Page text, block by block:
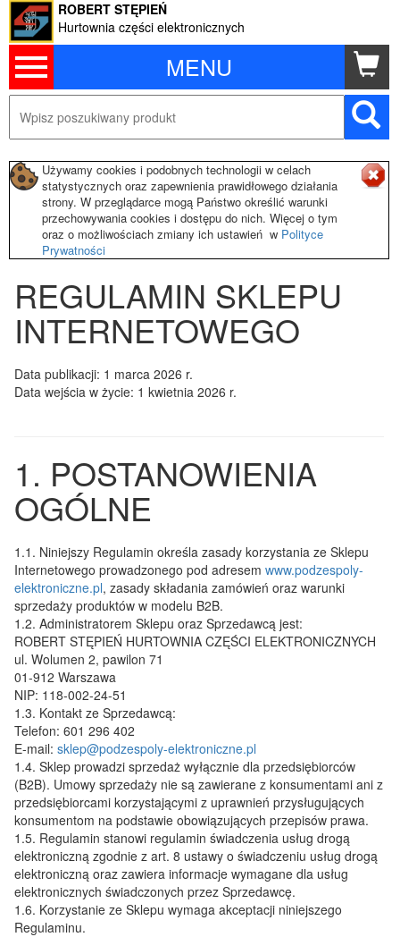
MENU
ROBERT STĘPIEŃ
Hurtownia części elektronicznych
Używamy cookies i podobnych technologii w celach
statystycznych oraz zapewnienia prawidłowego działania
strony. W przeglądarce mogą Państwo określić warunki
przechowywania cookies i dostępu do nich. Więcej o tym
oraz o możliwościach zmiany ich ustawień w Polityce
Prywatności
REGULAMIN SKLEPU
INTERNETOWEGO
Data publikacji: 1 marca 2026 r.
Data wejścia w życie: 1 kwietnia 2026 r.
1. POSTANOWIENIA
OGÓLNE
1.1. Niniejszy Regulamin określa zasady korzystania ze Sklepu
Internetowego prowadzonego pod adresem www.podzespoly-
elektroniczne.pl, zasady składania zamówień oraz warunki
sprzedaży produktów w modelu B2B.
1.2. Administratorem Sklepu oraz Sprzedawcą jest:
ROBERT STĘPIEŃ HURTOWNIA CZĘŚCI ELEKTRONICZNYCH
ul. Wolumen 2, pawilon 71
01-912 Warszawa
NIP: 118-002-24-51
1.3. Kontakt ze Sprzedawcą:
Telefon: 601 296 402
E-mail: sklep@podzespoly-elektroniczne.pl
1.4. Sklep prowadzi sprzedaż wyłącznie dla przedsiębiorców
(B2B). Umowy sprzedaży nie są zawierane z konsumentami ani z
przedsiębiorcami korzystającymi z uprawnień przysługujących
konsumentom na podstawie obowiązujących przepisów prawa.
1.5. Regulamin stanowi regulamin świadczenia usług drogą
elektroniczną zgodnie z art. 8 ustawy o świadczeniu usług drogą
elektroniczną oraz zawiera informacje wymagane dla usług
elektronicznych świadczonych przez Sprzedawcę.
1.6. Korzystanie ze Sklepu wymaga akceptacji niniejszego
Regulaminu.